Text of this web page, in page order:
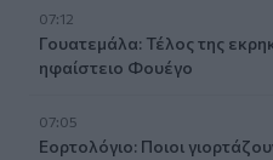
07:12
Γουατεμάλα: Τέλος της
ηφαίστειο Φουέγο
07:05
Εορτολόγιο: Ποιοι